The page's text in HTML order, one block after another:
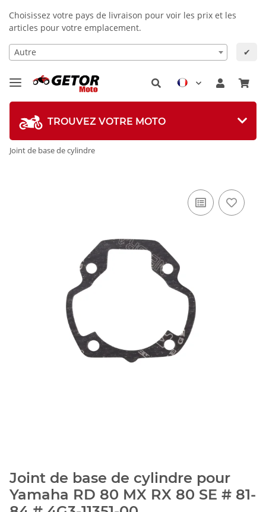
Choisissez votre pays de livraison pour voir les prix et les
articles pour votre emplacement.
Autre ✔
TROUVEZ VOTRE MOTO
Joint de base de cylindre
Joint de base de cylindre pour
Yamaha RD 80 MX RX 80 SE # 81-